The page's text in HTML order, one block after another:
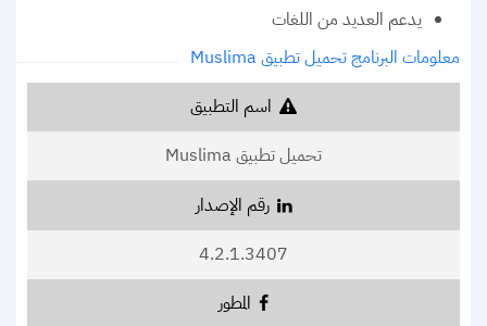
يدعم العديد من اللغات
معلومات البرنامج تحميل تطبيق Muslima
اسم التطبيق
تحميل تطبيق Muslima
رقم الإصدار
4.2.1.3407
المطور